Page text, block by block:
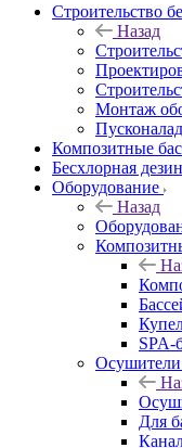
Строительство
Назад
Монтаж
Композитные
Бесхлорная
Оборудование
Назад
SPA-
Осушители
Для